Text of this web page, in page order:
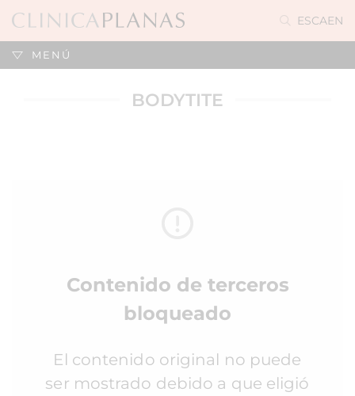
ESCAEN
MENÚ
BODYTITE
Contenido de terceros
bloqueado
El contenido original no puede
ser mostrado debido a que eligió